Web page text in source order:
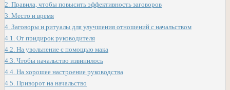
2. Правила, чтобы повысить эффективность заговоров
3. Место и время
4. Заговоры и ритуалы для улучшения отношений с начальством
4.1. От придирок руководителя
4.2. На увольнение с помощью мака
4.3. Чтобы начальство извинилось
4.4. На хорошее настроение руководства
4.5. Приворот на начальство